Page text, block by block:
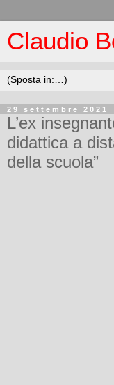
Claudio
29 settembre 2021
L’ex
didattica a
della scuola”